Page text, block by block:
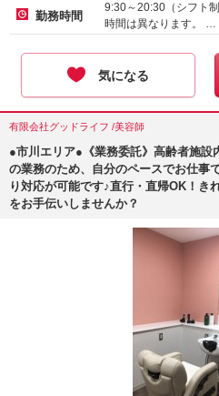
勤務時間
9:30～20:30（シフト
時間は異なります。 …
気になる
有限会社グッドライフ /美容師
●市川エリア●《業務委託》高齢者施設
の業務のため、自分のペースでお仕事
り対応が可能です♪直行・直帰OK！き
をお手伝いしませんか？